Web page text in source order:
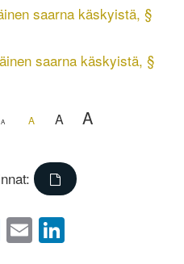
saarna käskyistä, §
saarna käskyistä, §
A A A A
Twitter
Email